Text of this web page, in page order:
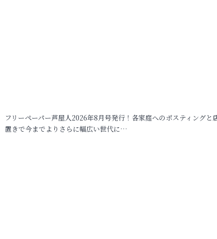
フリーペーパー芦屋人2026年8月号発行！各家庭へのポスティングと
置きで今までよりさらに幅広い世代に…